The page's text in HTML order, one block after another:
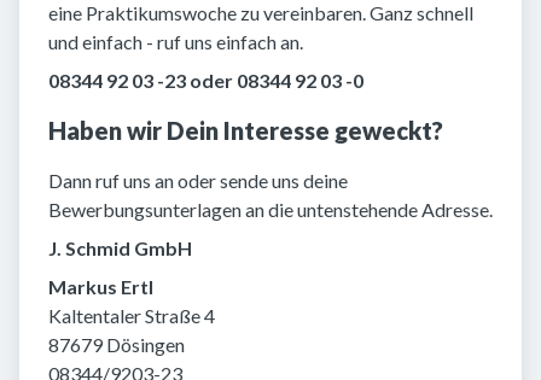
eine Praktikumswoche zu vereinbaren. Ganz schnell
und einfach - ruf uns einfach an.
08344 92 03 -23 oder 08344 92 03 -0
Haben wir Dein Interesse geweckt?
Dann ruf uns an oder sende uns deine
Bewerbungsunterlagen an die untenstehende Adresse.
J. Schmid GmbH
Markus Ertl
Kaltentaler Straße 4
87679 Dösingen
08344/9203-23